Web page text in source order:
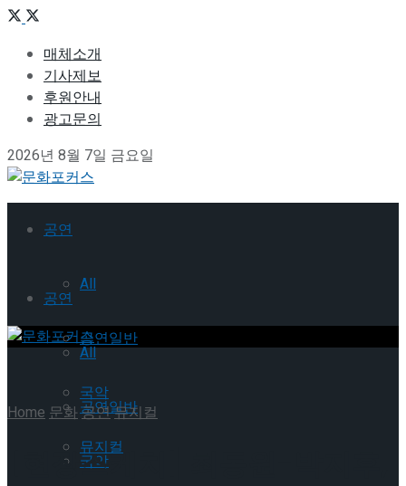
매체소개
기사제보
후원안내
광고문의
2026년 8월 7일 금요일
공연
All
공연일반
국악
뮤지컬
공연
All
공연일반
국악
Home문화공연뮤지컬
[현장스케치] 최동원-박지후,